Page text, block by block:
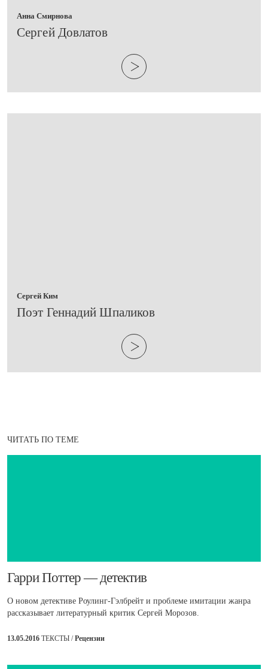
Анна Смирнова
​Сергей Довлатов
Сергей Ким
​Поэт Геннадий Шпаликов
ЧИТАТЬ ПО ТЕМЕ
​Гарри Поттер — детектив
О новом детективе Роулинг-Гэлбрейт и проблеме имитации жанра
рассказывает литературный критик Сергей Морозов.
13.05.2016 ТЕКСТЫ /Рецензии